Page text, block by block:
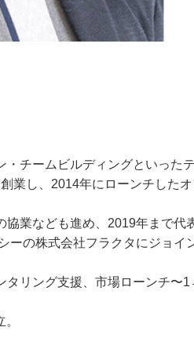
チームビルディングといった
業し、2014年にローンチした
業なども進め、2019年まで代
の株式会社フラクタにジョイ
リング支援、市場ローンチ〜